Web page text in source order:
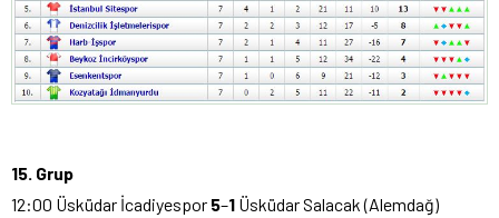
15. Grup
12:00 Üsküdar İcadiyespor 5–1 Üsküdar Salacak (Alemdağ)